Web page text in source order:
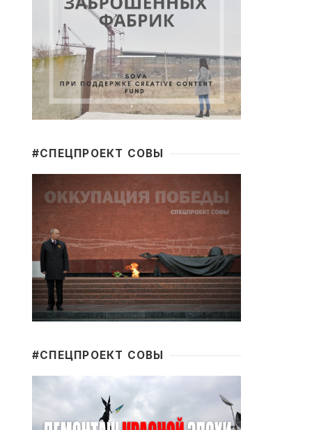
#CПЕЦПРОЕКТ СОВЫ
#CПЕЦПРОЕКТ СОВЫ